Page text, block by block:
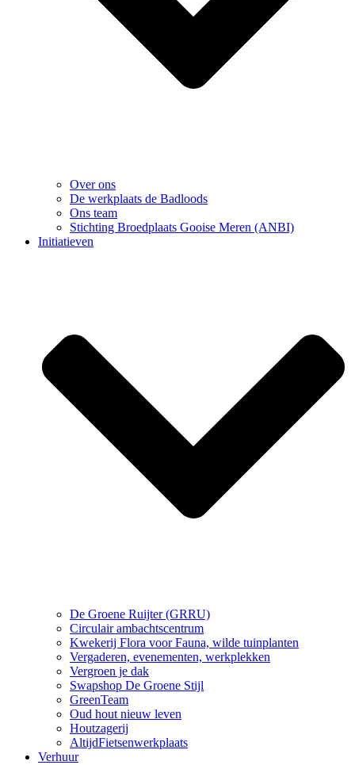
Over ons
De werkplaats de Badloods
Ons team
Stichting Broedplaats Gooise Meren (ANBI)
Initiatieven
De Groene Ruijter (GRRU)
Circulair ambachtscentrum
Kwekerij Flora voor Fauna, wilde tuinplanten
Vergaderen, evenementen, werkplekken
Vergroen je dak
Swapshop De Groene Stijl
GreenTeam
Oud hout nieuw leven
Houtzagerij
AltijdFietsenwerkplaats
Verhuur